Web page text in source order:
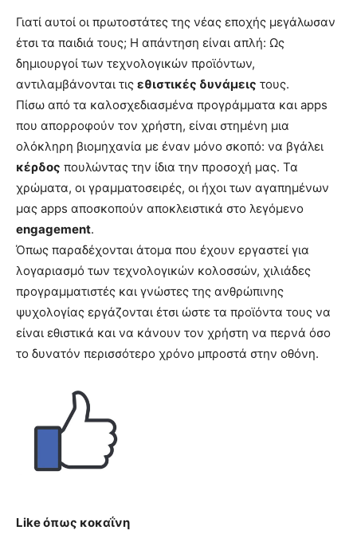
Γιατί αυτοί οι πρωτοστάτες της νέας εποχής μεγάλωσαν
έτσι τα παιδιά τους; Η απάντηση είναι απλή: Ως
δημιουργοί των τεχνολογικών προϊόντων,
αντιλαμβάνονται τις εθιστικές δυνάμεις τους.
Πίσω από τα καλοσχεδιασμένα προγράμματα και apps
που απορροφούν τον χρήστη, είναι στημένη μια
ολόκληρη βιομηχανία με έναν μόνο σκοπό: να βγάλει
κέρδος πουλώντας την ίδια την προσοχή μας. Τα
χρώματα, οι γραμματοσειρές, οι ήχοι των αγαπημένων
μας apps αποσκοπούν αποκλειστικά στο λεγόμενο
engagement.
Όπως παραδέχονται άτομα που έχουν εργαστεί για
λογαριασμό των τεχνολογικών κολοσσών, χιλιάδες
προγραμματιστές και γνώστες της ανθρώπινης
ψυχολογίας εργάζονται έτσι ώστε τα προϊόντα τους να
είναι εθιστικά και να κάνουν τον χρήστη να περνά όσο
το δυνατόν περισσότερο χρόνο μπροστά στην οθόνη.
Like όπως κοκαΐνη